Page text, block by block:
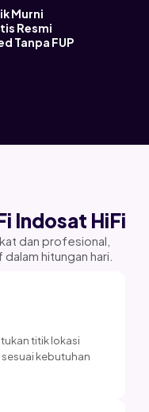
Murni
Resmi
Tanpa FUP
Indosat HiFi
dan profesional,
hitungan hari.
titik lokasi
kebutuhan